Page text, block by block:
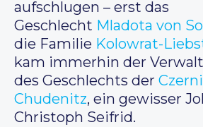
aufschlugen – erst das
Geschlecht Mladota von
die Familie Kolowrat-
kam immerhin der
des Geschlechts der
Chudenitz, ein gewisser
Christoph Seifrid.